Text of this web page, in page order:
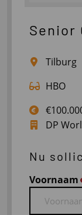
Senior
Tilburg
HBO
DP
Nu
Voornaam